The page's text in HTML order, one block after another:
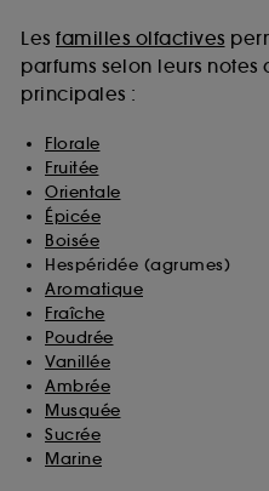
Les familles olfactives
parfums selon leurs notes
principales :
Florale
Fruitée
Orientale
Épicée
Boisée
Hespéridée (agrumes)
Aromatique
Fraîche
Poudrée
Vanillée
Ambrée
Musquée
Sucrée
Marine
sur "continuer sans
moment choisir de retirer
souhaitez obtenir plus
utilisés, cliquez